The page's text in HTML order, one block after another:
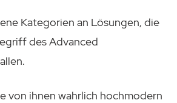
Kategorien an Lösungen, die
des Advanced
von ihnen wahrlich hochmodern